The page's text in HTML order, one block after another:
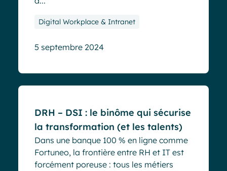
Digital Workplace & Intranet
5 septembre 2024
DRH – DSI : le binôme qui sécurise
la transformation (et les talents)
Dans une banque 100 % en ligne comme
Fortuneo, la frontière entre RH et IT est
forcément poreuse : tous les métiers